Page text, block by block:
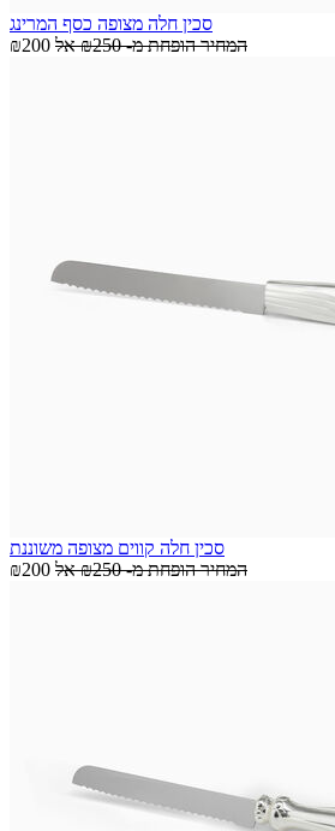
סכין חלה מצופה כסף המרינג
₪200
המחיר הופחת מ-₪250 אל
סכין חלה קווים מצופה משוננת
₪200
המחיר הופחת מ-₪250 אל